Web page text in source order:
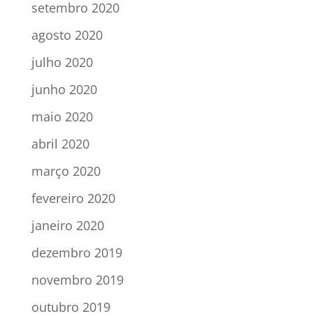
setembro 2020
agosto 2020
julho 2020
junho 2020
maio 2020
abril 2020
março 2020
fevereiro 2020
janeiro 2020
dezembro 2019
novembro 2019
outubro 2019